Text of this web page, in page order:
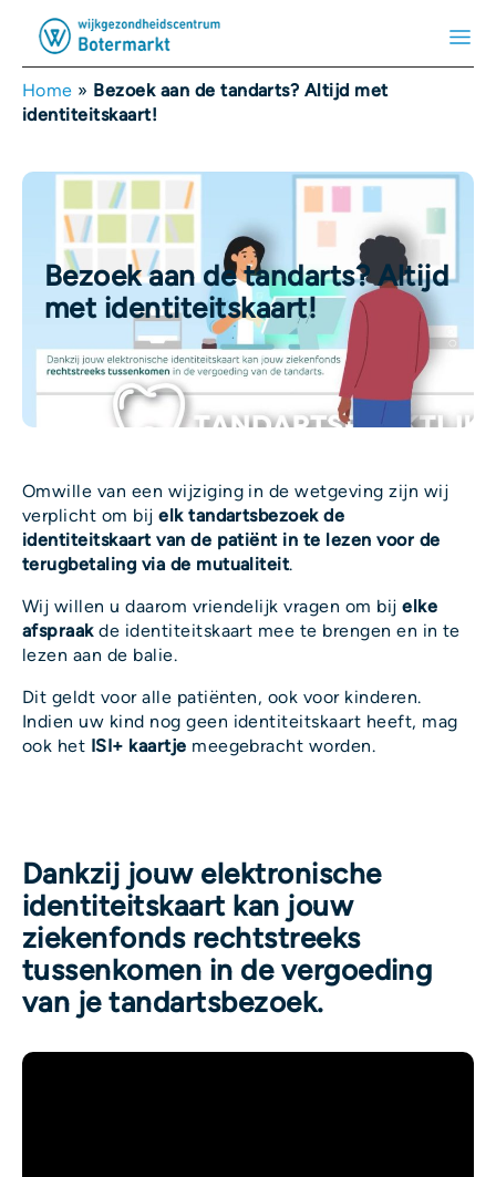
Home » Bezoek aan de tandarts? Altijd met
identiteitskaart!
Bezoek aan de tandarts? Altijd
met identiteitskaart!
Omwille van een wijziging in de wetgeving zijn wij
verplicht om bijelk tandartsbezoek de
identiteitskaart van de patiënt in te lezen voor de
terugbetaling via de mutualiteit.
Wij willen u daarom vriendelijk vragen om bijelke
afspraakde identiteitskaart mee te brengen en in te
lezen aan de balie.
Dit geldt voor alle patiënten, ook voor kinderen.
Indien uw kind nog geen identiteitskaart heeft, mag
ook het ISI+ kaartje meegebracht worden.
Dankzij jouw elektronische
identiteitskaart kan jouw
ziekenfonds rechtstreeks
tussenkomen in de vergoeding
van je tandartsbezoek.